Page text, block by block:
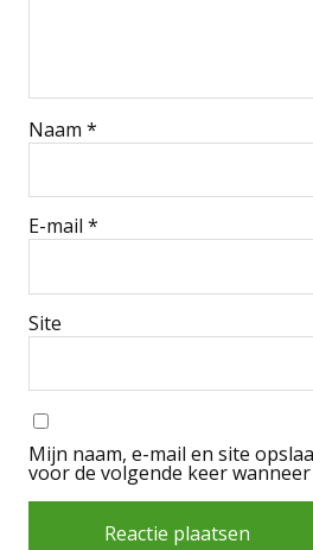
Naam *
E-mail *
Site
Mijn naam, e-mail en site
voor de volgende keer